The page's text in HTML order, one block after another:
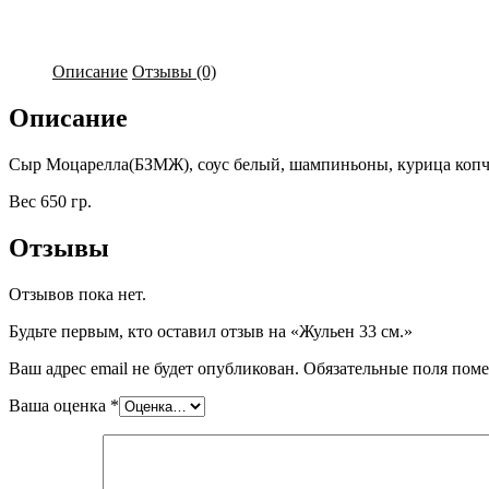
Описание Отзывы (0)
Описание
Сыр Моцарелла(БЗМЖ), соус белый, шампиньоны, курица
Вес 650 гр.
Отзывы
Отзывов пока нет.
Будьте первым, кто оставил отзыв на «Жульен 33 см.»
Ваш адрес email не будет опубликован. Обязательные поля
Ваша оценка *